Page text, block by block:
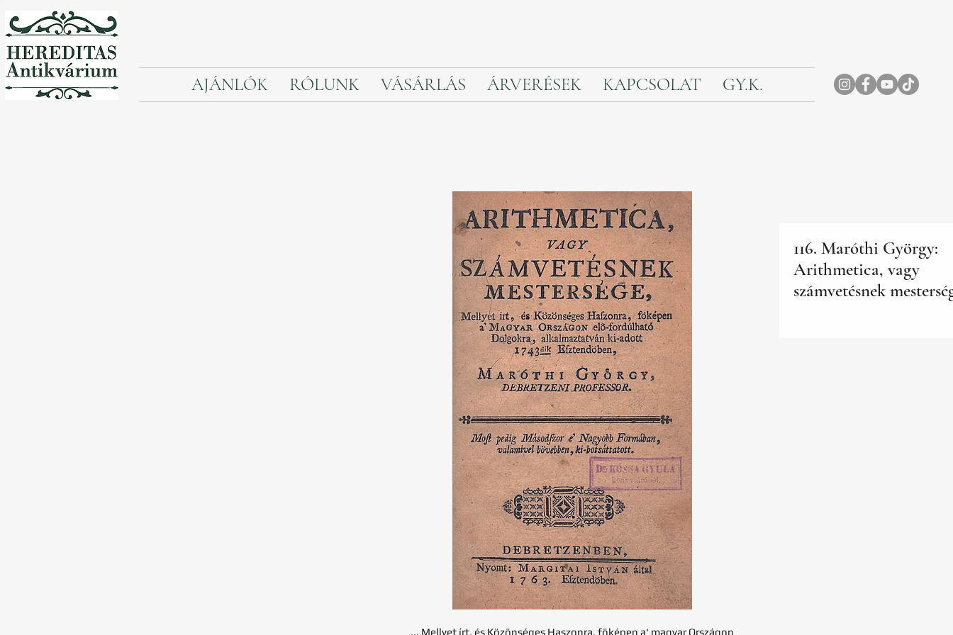
AJÁNLÓK RÓLUNK VÁSÁRLÁS ÁRVERÉSEK KAPCSOLAT GY.K.
116. Maróthi György:
Arithmetica, vagy
számvetésnek
... Mellyet írt, és Közönséges Haszonra, föképen a' magyar Országon